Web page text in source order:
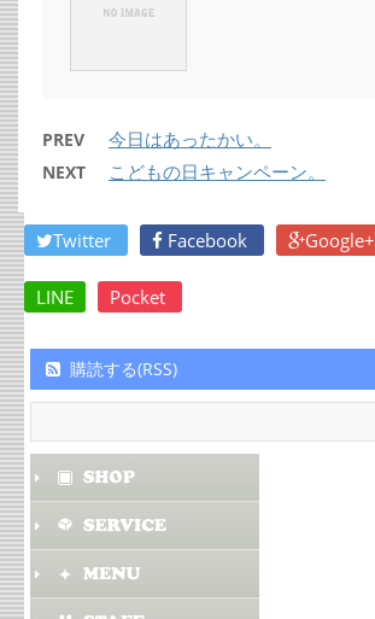
PREV 今日はあったかい。
NEXT こどもの日キャンペーン。
Twitter Facebook Google+
LINE Pocket
購読する(RSS)